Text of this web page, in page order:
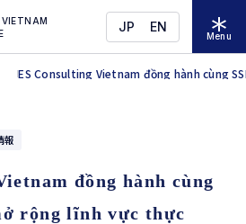
JP EN
Menu
ES Consulting Vietnam đồng hành cùng
報
đồng hành cùng
rộng lĩnh vực thực